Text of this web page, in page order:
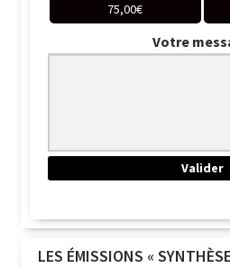
75,00€
Votre
LES ÉMISSIONS «